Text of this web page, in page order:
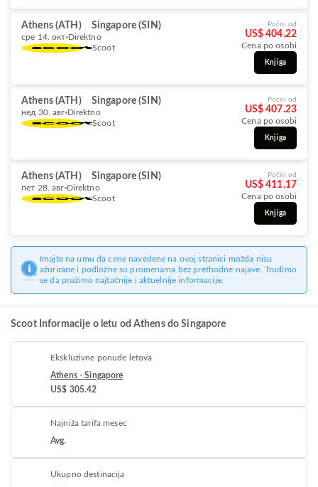
Athens (ATH) Singapore (SIN)
сре 14. окт Direktno
Scoot
Počni od
US$ 404.22
Cena po osobi
Knjiga
Athens (ATH) Singapore (SIN)
нед 30. авг Direktno
Scoot
Počni od
US$ 407.23
Cena po osobi
Knjiga
Athens (ATH) Singapore (SIN)
пет 28. авг Direktno
Scoot
Počni od
US$ 411.17
Cena po osobi
Knjiga
Imajte na umu da cene navedene na ovoj stranici možda nisu
ažurirane i podložne su promenama bez prethodne najave. Trudimo
se da pružimo najtačnije i aktuelnije informacije.
Scoot Informacije o letu od Athens do Singapore
Ekskluzivne ponude letova
Athens - Singapore
US$ 305.42
Najniža tarifa mesec
Avg.
Ukupno destinacija